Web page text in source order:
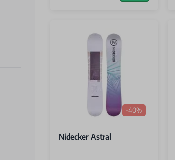
-40%
Nidecker Astral